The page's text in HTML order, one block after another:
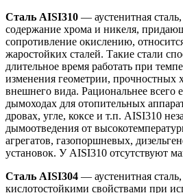
Сталь AISI310 — аустенитная
содержание хрома и никеля,
сопротивление окислению,
жаростойких сталей. Такие стали
длительное время работать при
изменения геометрии, прочностных
внешнего вида. Рациональнее всего
дымоходах для отопительных
дровах, угле, коксе и т.п. AISI310
дымоотведения от
агрегатов, газопоршневых,
установок. У AISI310 отсутствуют
Сталь AISI304 — аустенитная
кислотостойкими свойствами при